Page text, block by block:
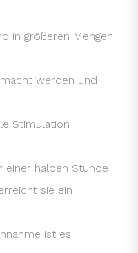
in größeren Mengen
werden und
Stimulation
einer halben Stunde
sie ein
ist es